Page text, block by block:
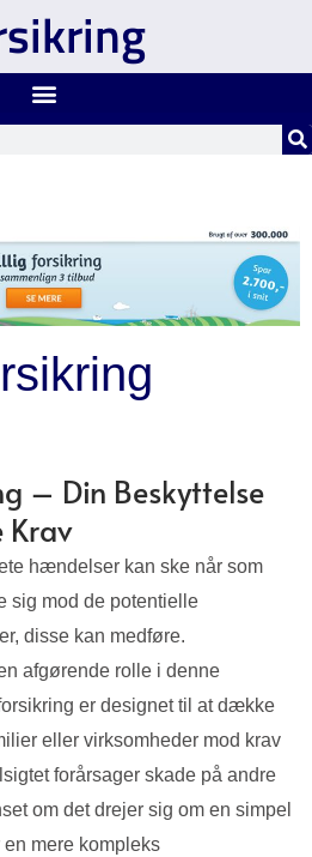
– Din Beskyttelse
Krav
hændelser kan ske når som
sig mod de potentielle
disse kan medføre.
afgørende rolle i denne
er designet til at dække
eller virksomheder mod krav
forårsager skade på andre
om det drejer sig om en simpel
mere kompleks